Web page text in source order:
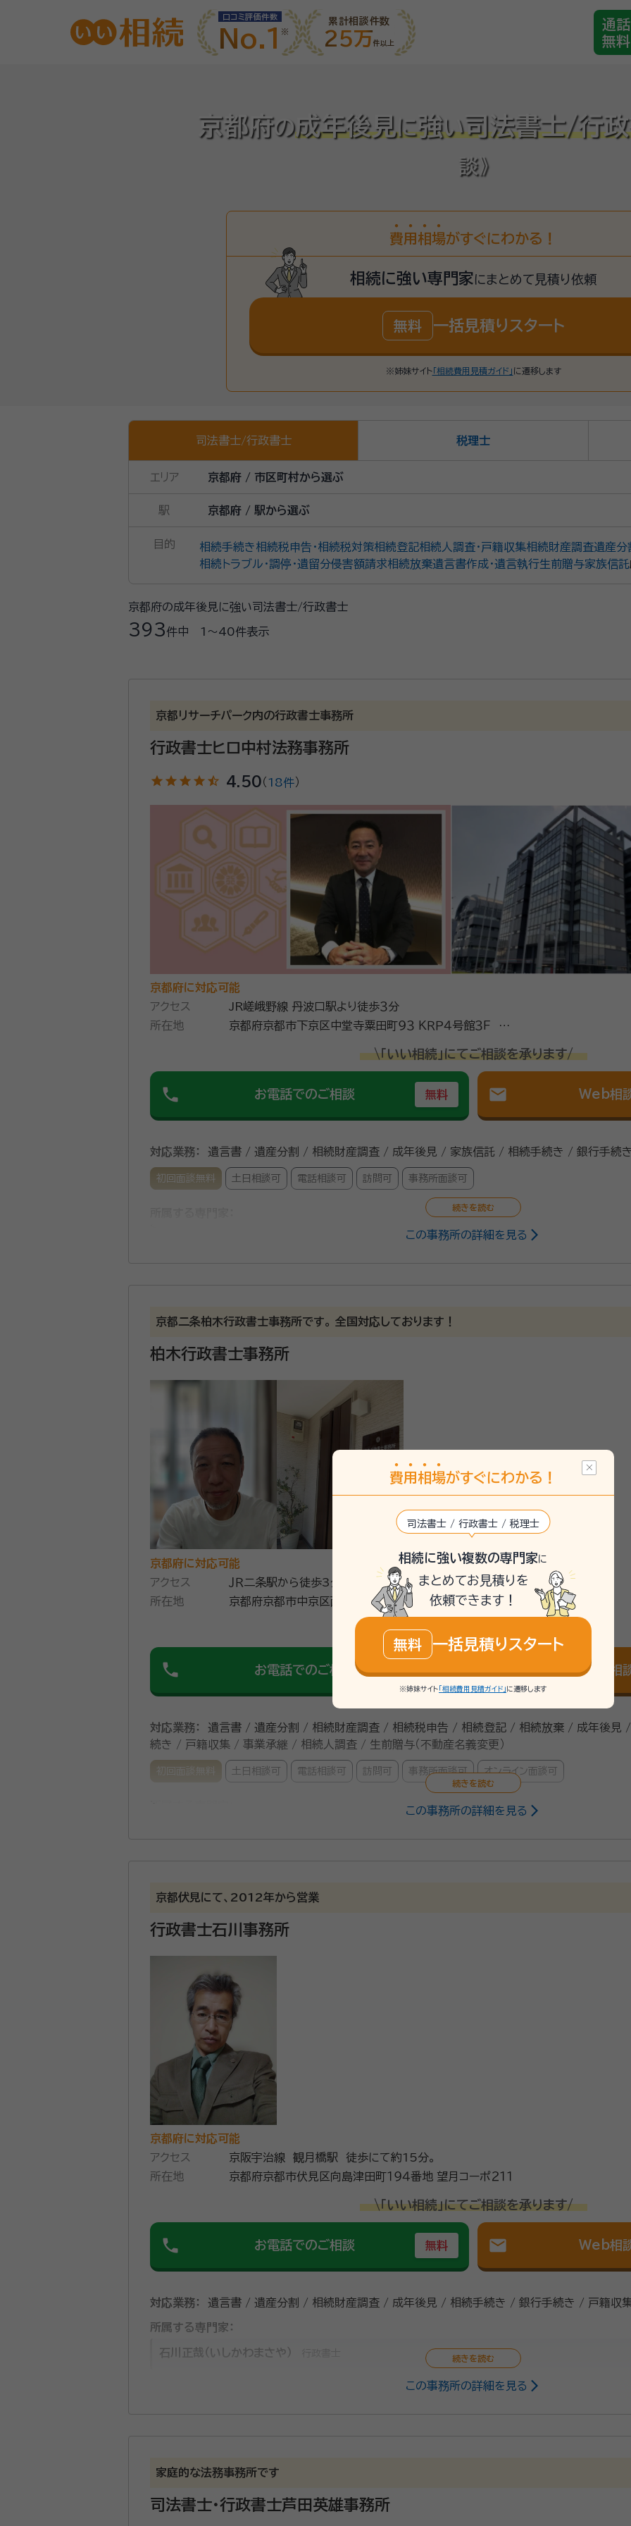
口コミ評価件数
No.1
累計相談件数
25万件以上
通話
無料
京都府の成年後見に強い司法書士/行
談》
費用 相 場がすぐにわかる！
相続に強い専門家にまとめて見積り依頼
無料 一括見積りスタート
※姉妹サイト「相続費用見積ガイド」 に遷移します
司法書士/行政書士 税理士
エリア 京都府 / 市区町村から選ぶ
駅 京都府 / 駅から選ぶ
目的 相続手続き相続税申告・相続税対策相続登記相続人調査・戸籍収集相続財産調査遺産分
相続トラブル・調停・遺留分侵害額請求相続放棄遺言書作成・遺言執行生前贈与家族信託
京都府の成年後見に強い司法書士/行政書士
393件中 1〜40件表示
京都リサーチパーク内の行政書士事務所
行政書士ヒロ中村法務事務所
star star star star star_half 4.50（ 18件）
京都府に対応可能
アクセス
JR嵯峨野線 丹波口駅より徒歩３分
所在地
京都府京都市下京区中堂寺粟田町９３ ＫＲＰ４号館３Ｆ ＫＲ
\「いい相続」にてご相談を承ります/
phone お電話でのご相談 無料 mail Web相
対応業務： 遺言書 / 遺産分割 / 相続財産調査 / 成年後見 / 家族信託 / 相続手続き / 銀行手続
初回面談無料 土日相談可 電話相談可 訪問可 事務所面談可
account_circle
面談の感想
契約後の感想
依頼とは直接関係のない土地の売買や相続についてもご相談に乗っていただけました。また、今後相続や困り
良い関係ができたと思っています
遺言書の作成や遺産分割協議等、相続手続きに関するご相談全般をお受けしております。 相続開始からはじ
めるためのお手伝いをさせていただきます。
資格等：
行政書士
所属団体：
京都府行政書士会
この事務所の詳細を見る
京都二条柏木行政書士事務所です。 全国対応しております！
柏木行政書士事務所
京都府に対応可能
アクセス
ＪＲ二条駅から徒歩3分
所在地
京都府京都市中京区西ノ京職司町25-2
\「いい相続」にてご相談を承ります/
phone お電話でのご相談 無料 mail Web相
対応業務：
遺言書 / 遺産分割 / 相続財産調査 / 相続税申告 / 相続登記 / 相続放棄 / 成年後見
続き / 戸籍収集 / 事業承継 / 相続人調査 / 生前贈与（不動産名義変更）
初回面談無料 土日相談可 電話相談可 訪問可 事務所面談可 オンライン面談可
成人から相続まで、何でもご相談ください。 じっくりとお話を聞かせていただき、最適の解を提
京都府行政書士会、一般社団法人身元保証相談士協会、一般社団法人いきいきライフ協
協会、一般社団法人ビューティフルエージング協会
この事務所の詳細を見る
京都伏見にて、2012年から営業
行政書士石川事務所
京都府に対応可能
アクセス
京阪宇治線 観月橋駅 徒歩にて約15分。
所在地
京都府京都市伏見区向島津田町１９４番地 望月コーポ２１１
\「いい相続」にてご相談を承ります/
phone お電話でのご相談 無料 mail Web相
対応業務： 遺言書 / 遺産分割 / 相続財産調査 / 成年後見 / 相続手続き / 銀行手続き / 戸籍収
所属する専門家：
石川正哉（いしかわまさや）
所属団体：京都府行政書士会
この事務所の詳細を見る
家庭的な法務事務所です
司法書士・行政書士芦田英雄事務所
費用 相場がすぐにわかる！
司法書士 / 行政書士 / 税理士
相続に強い複数の専門家に
まとめてお見積りを
依頼できます！
無料 一括見積りスタート
※姉妹サイト 「相続費用見積ガイド」 に遷移します